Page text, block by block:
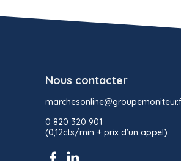
Nous contacter
0 820 320 901
(0,12cts/min + prix d’un appel)